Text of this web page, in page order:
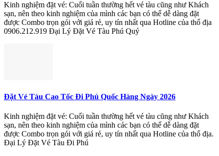
Kinh nghiệm đặt vé: Cuối tuần thường hết vé tàu cũng như Khách
sạn, nên theo kinh nghiệm của mình các bạn có thể dễ dàng đặt
được Combo trọn gói với giá rẻ, uy tín nhất qua Hotline của thổ địa
0906.212.919 Đại Lý Đặt Vé Tàu Phú Quý
Đặt Vé Tàu Cao Tốc Đi Phú Quốc Hàng Ngày 2026
Kinh nghiệm đặt vé: Cuối tuần thường hết vé tàu cũng như Khách
sạn, nên theo kinh nghiệm của mình các bạn có thể dễ dàng đặt
được Combo trọn gói với giá rẻ, uy tín nhất qua Hotline của thổ địa.
Đại Lý Đặt Vé Tàu Đi Phú